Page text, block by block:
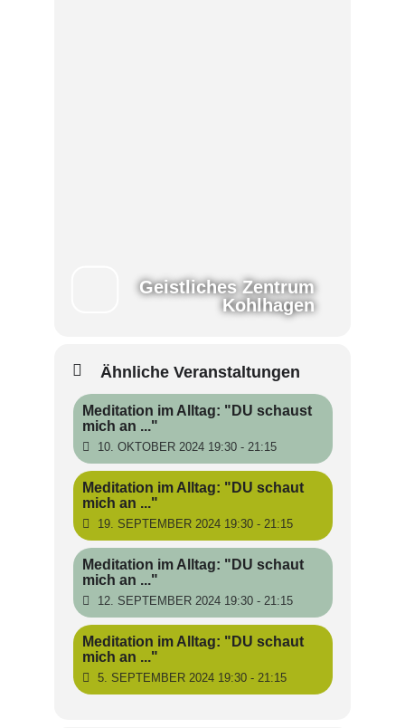
Geistliches Zentrum
Kohlhagen
Ähnliche Veranstaltungen
Meditation im Alltag: "DU schaust
mich an ..."
10. OKTOBER 2024 19:30 - 21:15
Meditation im Alltag: "DU schaut
mich an ..."
19. SEPTEMBER 2024 19:30 - 21:15
Meditation im Alltag: "DU schaut
mich an ..."
12. SEPTEMBER 2024 19:30 - 21:15
Meditation im Alltag: "DU schaut
mich an ..."
5. SEPTEMBER 2024 19:30 - 21:15